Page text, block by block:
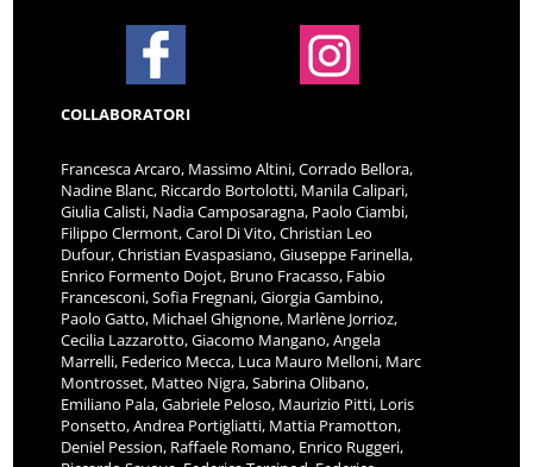
COLLABORATORI
Francesca Arcaro, Massimo Altini, Corrado Bellora,
Nadine Blanc, Riccardo Bortolotti, Manila Calipari,
Giulia Calisti, Nadia Camposaragna, Paolo Ciambi,
Filippo Clermont, Carol Di Vito, Christian Leo
Dufour, Christian Evaspasiano, Giuseppe Farinella,
Enrico Formento Dojot, Bruno Fracasso, Fabio
Francesconi, Sofia Fregnani, Giorgia Gambino,
Paolo Gatto, Michael Ghignone, Marlène Jorrioz,
Cecilia Lazzarotto, Giacomo Mangano, Angela
Marrelli, Federico Mecca, Luca Mauro Melloni, Marc
Montrosset, Matteo Nigra, Sabrina Olibano,
Emiliano Pala, Gabriele Peloso, Maurizio Pitti, Loris
Ponsetto, Andrea Portigliatti, Mattia Pramotton,
Deniel Pession, Raffaele Romano, Enrico Ruggeri,